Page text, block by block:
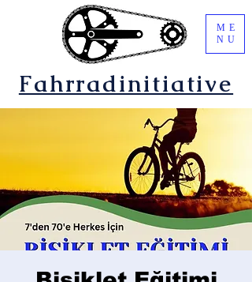
Fahrradinitiative
ME
NU